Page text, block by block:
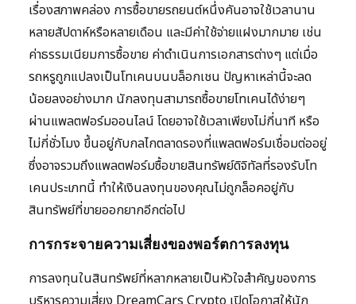
เรื่องสภาพคล่อง การซื้อขายรถยนต์หนึ่งคันอาจใช้เวลานาน
หลายสัปดาห์หรือหลายเดือน และมีค่าใช้จ่ายแฝงมากมาย เช่น
ค่าธรรมเนียมการซื้อขาย ค่าดำเนินการเอกสารต่างๆ แต่เมื่อ
รถหรูถูกแปลงเป็นโทเคนบนบล็อกเชน ปัญหาเหล่านี้จะลด
น้อยลงอย่างมาก นักลงทุนสามารถซื้อขายโทเคนได้ง่ายๆ
ผ่านแพลตฟอร์มออนไลน์ โดยอาจใช้เวลาเพียงไม่กี่นาที หรือ
ไม่กี่ชั่วโมง ขึ้นอยู่กับกลไกตลาดรองที่แพลตฟอร์มเชื่อมต่ออยู่
ซึ่งอาจรวมถึงแพลตฟอร์มซื้อขายสินทรัพย์ดิจิทัลที่รองรับโท
เคนประเภทนี้ ทำให้เงินลงทุนของคุณไม่ถูกล็อคอยู่กับ
สินทรัพย์ที่ขายออกยากอีกต่อไป
การกระจายความเสี่ยงของพอร์ตการลงทุน
การลงทุนในสินทรัพย์ที่หลากหลายเป็นหัวใจสำคัญของการ